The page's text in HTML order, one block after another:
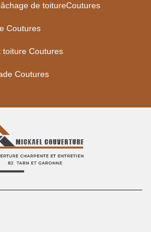
de toitureCoutures
Coutures
toiture Coutures
Coutures